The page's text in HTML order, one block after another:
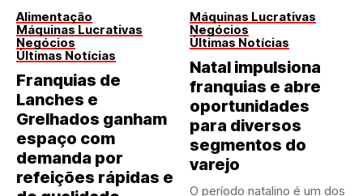
Alimentação
Máquinas Lucrativas
Negócios
Últimas Notícias
Franquias de
Lanches e
Grelhados ganham
espaço com
demanda por
refeições rápidas e
Máquinas Lucrativas
Negócios
Últimas Notícias
Natal impulsiona
franquias e abre
oportunidades
para diversos
segmentos do
varejo
O período natalino é um dos